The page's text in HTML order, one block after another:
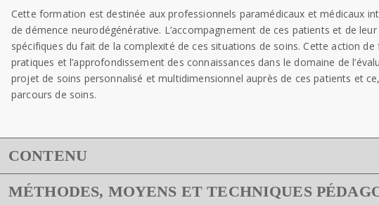
Cette formation est destinée aux professionnels paramédicaux et médicaux
de démence neurodégénérative. L’accompagnement de ces patients et de
spécifiques du fait de la complexité de ces situations de soins. Cette action
pratiques et l’approfondissement des connaissances dans le domaine de
projet de soins personnalisé et multidimensionnel auprès de ces patients et
parcours de soins.
CONTENU
MÉTHODES, MOYENS ET TECHNIQUES